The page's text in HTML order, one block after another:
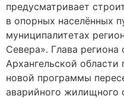
предусматривает
в опорных населённых
муниципалитетах
Севера». Глава
Архангельской области
новой программы
аварийного жилищного